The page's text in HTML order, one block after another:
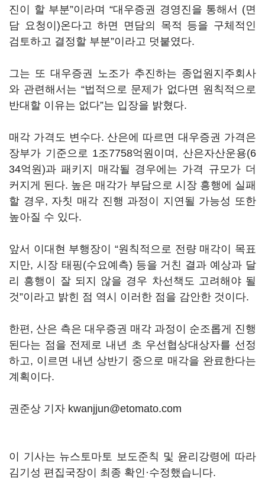
진이 할 부분”이라며 “대우증권 경영진을 통해서 (면
담 요청이)온다고 하면 면담의 목적 등을 구체적인
검토하고 결정할 부분”이라고 덧붙였다.
그는 또 대우증권 노조가 추진하는 종업원지주회사
와 관련해서는 “법적으로 문제가 없다면 원칙적으로
반대할 이유는 없다”는 입장을 밝혔다.
매각 가격도 변수다. 산은에 따르면 대우증권 가격은
장부가 기준으로 1조7758억원이며, 산은자산운용(6
34억원)과 패키지 매각될 경우에는 가격 규모가 더
커지게 된다. 높은 매각가 부담으로 시장 흥행에 실패
할 경우, 자칫 매각 진행 과정이 지연될 가능성 또한
높아질 수 있다.
앞서 이대현 부행장이 “원칙적으로 전량 매각이 목표
지만, 시장 태핑(수요예측) 등을 거친 결과 예상과 달
리 흥행이 잘 되지 않을 경우 차선책도 고려해야 될
것”이라고 밝힌 점 역시 이러한 점을 감안한 것이다.
한편, 산은 측은 대우증권 매각 과정이 순조롭게 진행
된다는 점을 전제로 내년 초 우선협상대상자를 선정
하고, 이르면 내년 상반기 중으로 매각을 완료한다는
계획이다.
권준상 기자 kwanjjun@etomato.com
이 기사는 뉴스토마토 보도준칙 및 윤리강령에 따라
김기성 편집국장이 최종 확인·수정했습니다.